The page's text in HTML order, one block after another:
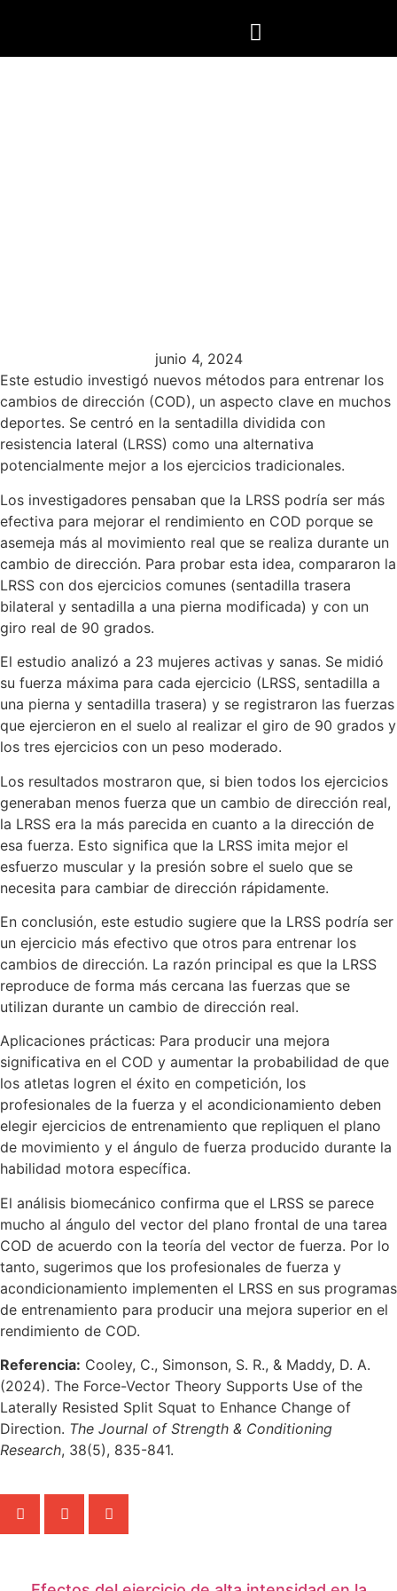
junio 4, 2024
Este estudio investigó nuevos métodos para entrenar los
cambios de dirección (COD), un aspecto clave en muchos
deportes. Se centró en la sentadilla dividida con
resistencia lateral (LRSS) como una alternativa
potencialmente mejor a los ejercicios tradicionales.
Los investigadores pensaban que la LRSS podría ser más
efectiva para mejorar el rendimiento en COD porque se
asemeja más al movimiento real que se realiza durante un
cambio de dirección. Para probar esta idea, compararon la
LRSS con dos ejercicios comunes (sentadilla trasera
bilateral y sentadilla a una pierna modificada) y con un
giro real de 90 grados.
El estudio analizó a 23 mujeres activas y sanas. Se midió
su fuerza máxima para cada ejercicio (LRSS, sentadilla a
una pierna y sentadilla trasera) y se registraron las fuerzas
que ejercieron en el suelo al realizar el giro de 90 grados y
los tres ejercicios con un peso moderado.
Los resultados mostraron que, si bien todos los ejercicios
generaban menos fuerza que un cambio de dirección real,
la LRSS era la más parecida en cuanto a la dirección de
esa fuerza. Esto significa que la LRSS imita mejor el
esfuerzo muscular y la presión sobre el suelo que se
necesita para cambiar de dirección rápidamente.
En conclusión, este estudio sugiere que la LRSS podría ser
un ejercicio más efectivo que otros para entrenar los
cambios de dirección. La razón principal es que la LRSS
reproduce de forma más cercana las fuerzas que se
utilizan durante un cambio de dirección real.
Aplicaciones prácticas: Para producir una mejora
significativa en el COD y aumentar la probabilidad de que
los atletas logren el éxito en competición, los
profesionales de la fuerza y el acondicionamiento deben
elegir ejercicios de entrenamiento que repliquen el plano
de movimiento y el ángulo de fuerza producido durante la
habilidad motora específica.
El análisis biomecánico confirma que el LRSS se parece
mucho al ángulo del vector del plano frontal de una tarea
COD de acuerdo con la teoría del vector de fuerza. Por lo
tanto, sugerimos que los profesionales de fuerza y
acondicionamiento implementen el LRSS en sus programas
de entrenamiento para producir una mejora superior en el
rendimiento de COD.
Referencia: Cooley, C., Simonson, S. R., & Maddy, D. A.
(2024). The Force-Vector Theory Supports Use of the
Laterally Resisted Split Squat to Enhance Change of
Direction. The Journal of Strength & Conditioning
Research, 38(5), 835-841.